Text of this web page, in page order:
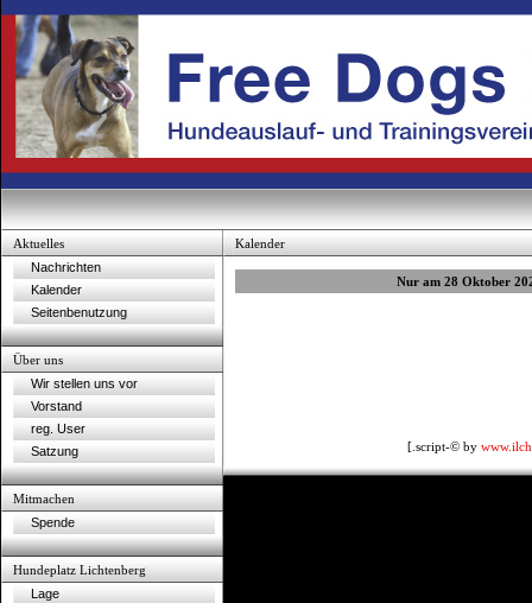
Aktuelles
Nachrichten
Kalender
Seitenbenutzung
Über uns
Wir stellen uns vor
Vorstand
reg. User
Satzung
Mitmachen
Spende
Hundeplatz Lichtenberg
Lage
Kalender
Nur am 28 Oktober
[.script-© by